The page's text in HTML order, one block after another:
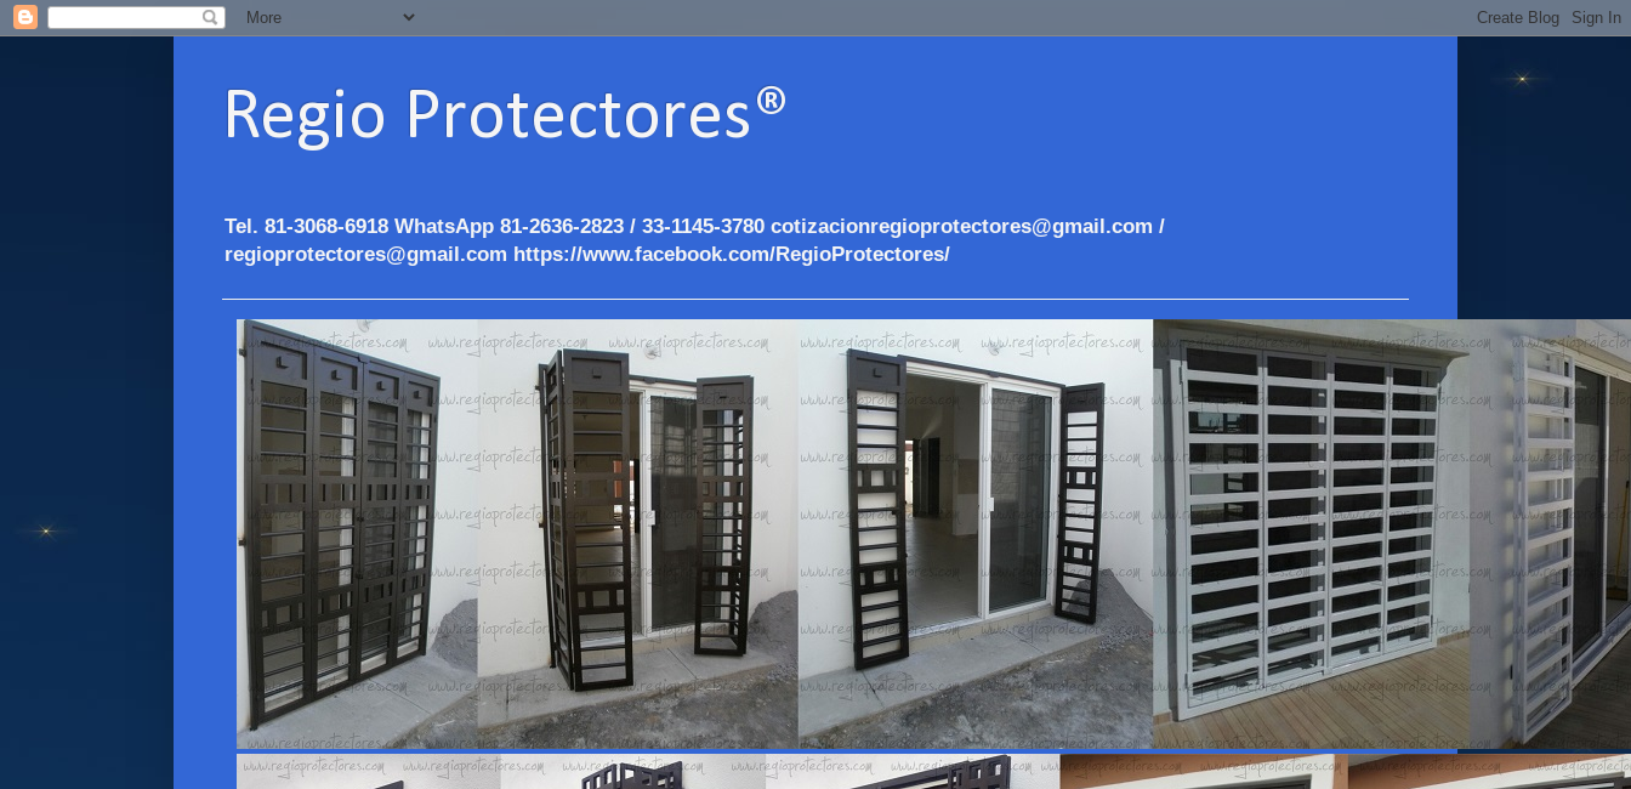
Regio Protectores®
Tel. 81-3068-6918 WhatsApp 81-2636-2823 / 33-1145-3780 cotizacionregioprotectores@gmail.com /
regioprotectores@gmail.com https://www.facebook.com/RegioProtectores/